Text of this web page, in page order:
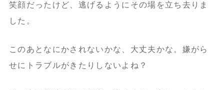
笑顔だったけど、逃げるようにその場を立ち去りま
した。
このあとなにかされないかな、大丈夫かな。嫌がら
せにトラブルがきたりしないよね？